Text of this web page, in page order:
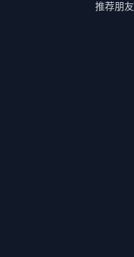
推荐朋友